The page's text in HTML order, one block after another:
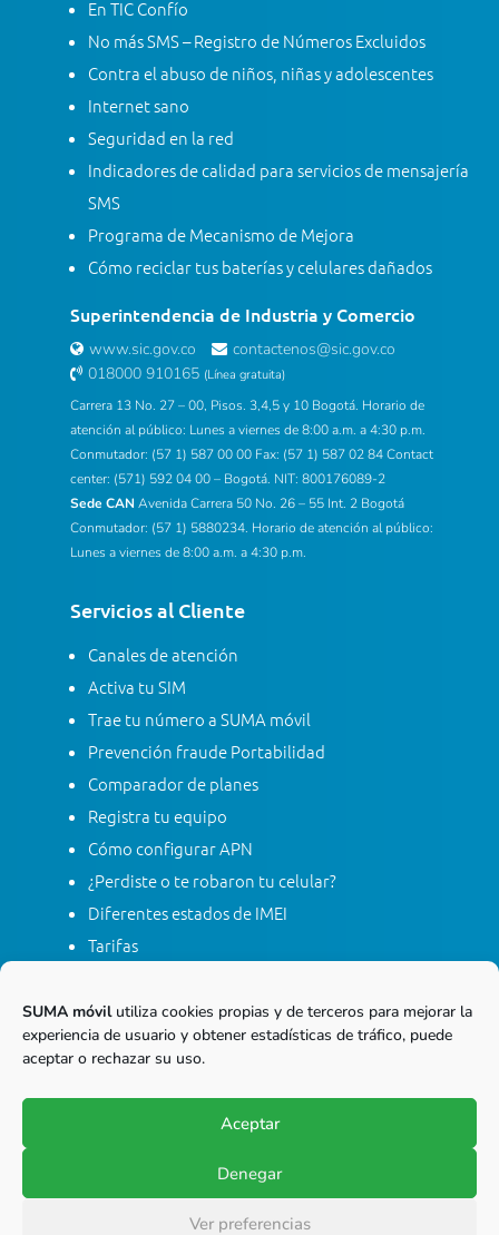
SUMA móvilutiliza cookies propias y de terceros para mejorar la
experiencia de usuario y obtener estadísticas de tráfico, puede
aceptar o rechazar su uso.
Aceptar
Denegar
Ver preferencias
En TIC Confío
No más SMS – Registro de Números Excluidos
Contra el abuso de niños, niñas y adolescentes
Internet sano
Seguridad en la red
Indicadores de calidad para servicios de mensajería
SMS
Programa de Mecanismo de Mejora
Cómo reciclar tus baterías y celulares dañados
Superintendencia de Industria y Comercio
www.sic.gov.co
contactenos@sic.gov.co
018000 910165 (Línea gratuita)
Carrera 13 No. 27 – 00, Pisos. 3,4,5 y 10 Bogotá. Horario de
atención al público: Lunes a viernes de 8:00 a.m. a 4:30 p.m.
Conmutador: (57 1) 587 00 00 Fax: (57 1) 587 02 84 Contact
center: (571) 592 04 00 – Bogotá. NIT: 800176089-2
Sede CAN Avenida Carrera 50 No. 26 – 55 Int. 2 Bogotá
Conmutador: (57 1) 5880234. Horario de atención al público:
Lunes a viernes de 8:00 a.m. a 4:30 p.m.
Servicios al Cliente
Canales de atención
Activa tu SIM
Trae tu número a SUMA móvil
Prevención fraude Portabilidad
Comparador de planes
Registra tu equipo
Cómo configurar APN
¿Perdiste o te robaron tu celular?
Diferentes estados de IMEI
Tarifas
Apagón red móvil 2G
01 8000 415 268